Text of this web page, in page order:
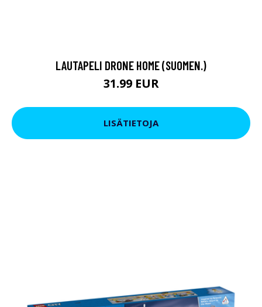
LAUTAPELI DRONE HOME (SUOMEN.)
31.99 EUR
LISÄTIETOJA